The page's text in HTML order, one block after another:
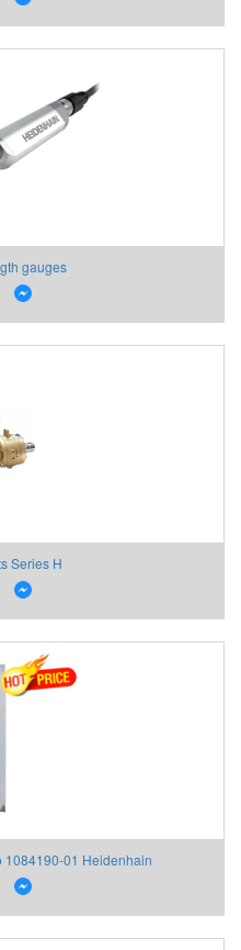
gauges
Series H
1084190-01 Heidenhain